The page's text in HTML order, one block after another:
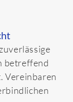
betreffend
Vereinbaren